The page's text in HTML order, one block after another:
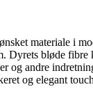
materiale i
Dyrets bløde fibre
og andre
og elegant